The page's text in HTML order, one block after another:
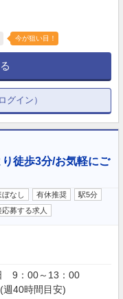
今が狙い目！
グイン）
徒歩3分/お気軽にご
なし 有休推奨
駅5分
募する求人
9：00～13：00
週40時間目安)